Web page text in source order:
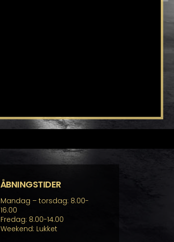
ÅBNINGSTIDER
Mandag – torsdag: 8.00-
16.00
Fredag: 8.00-14.00
Weekend: Lukket